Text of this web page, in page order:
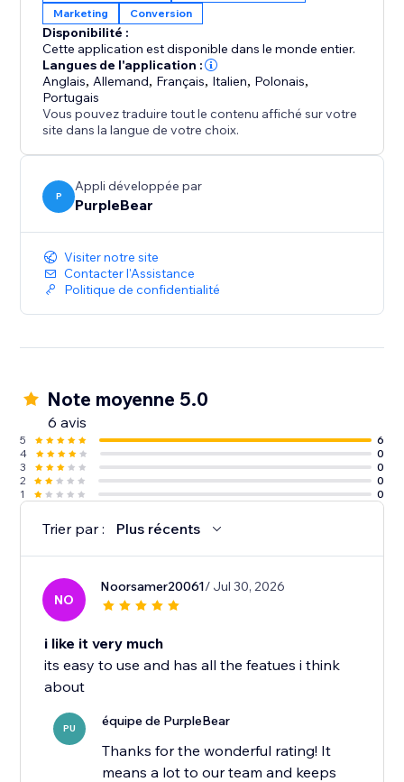
Marketing
Conversion
Disponibilité :
Cette application est disponible dans le monde entier.
Langues de l'application :
Anglais, Allemand, Français, Italien, Polonais,
Portugais
Vous pouvez traduire tout le contenu affiché sur votre
site dans la langue de votre choix.
P
Appli développée par
PurpleBear
Visiter notre site
Contacter l'Assistance
Politique de confidentialité
Note moyenne 5.0
6 avis
5
6
4
0
3
0
2
0
1
0
Trier par : Plus récents
NO
Noorsamer20061/ Jul 30, 2026
i like it very much
its easy to use and has all the featues i think
about
PU équipe de PurpleBear
Thanks for the wonderful rating! It
means a lot to our team and keeps